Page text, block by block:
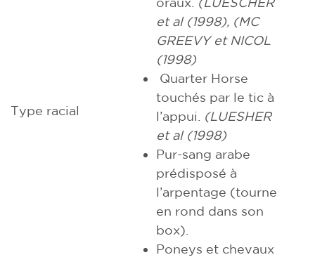
Type racial
et al (1998), (MC
GREEVY et NICOL
(1998)
Quarter Horse
touchés par le tic à
l’appui. (LUESHER
et al (1998)
Pur-sang arabe
prédisposé à
l’arpentage (tourne
en rond dans son
box).
Poneys et chevaux